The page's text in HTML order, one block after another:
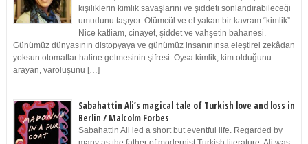
kişiliklerin kimlik savaşlarını ve şiddeti sonlandırabileceği
umudunu taşıyor. Ölümcül ve el yakan bir kavram “kimlik”.
Nice katliam, cinayet, şiddet ve vahşetin bahanesi.
Günümüz dünyasının distopyaya ve günümüz insanınınsa eleştirel zekâdan
yoksun otomatlar haline gelmesinin şifresi. Oysa kimlik, kim olduğunu
arayan, varoluşunu […]
Sabahattin Ali’s magical tale of Turkish love and loss in
Berlin / Malcolm Forbes
Sabahattin Ali led a short but eventful life. Regarded by